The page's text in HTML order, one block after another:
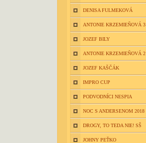
DENISA FULMEKOVÁ
ANTONIE KRZEMIEŇOVÁ 3
JOZEF BILY
ANTONIE KRZEMIEŇOVÁ 2
JOZEF KAŠČÁK
IMPRO CUP
PODVODNÍCI NESPIA
NOC S ANDERSENOM 2018
DROGY, TO TEDA NIE! SŠ
JOHNY PEŤKO